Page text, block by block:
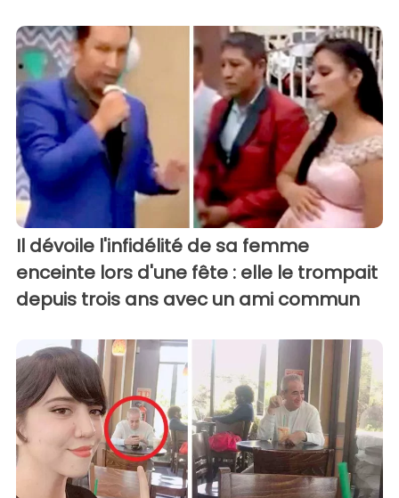
Il dévoile l'infidélité de sa femme
enceinte lors d'une fête : elle le trompait
depuis trois ans avec un ami commun